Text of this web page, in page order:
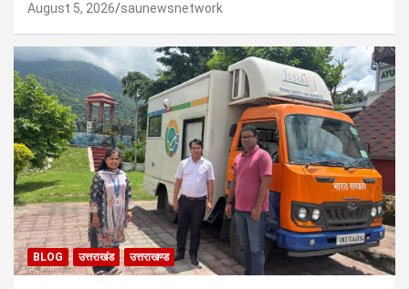
August 5, 2026 saunewsnetwork
BLOG उत्तराखंड उत्तराखण्ड